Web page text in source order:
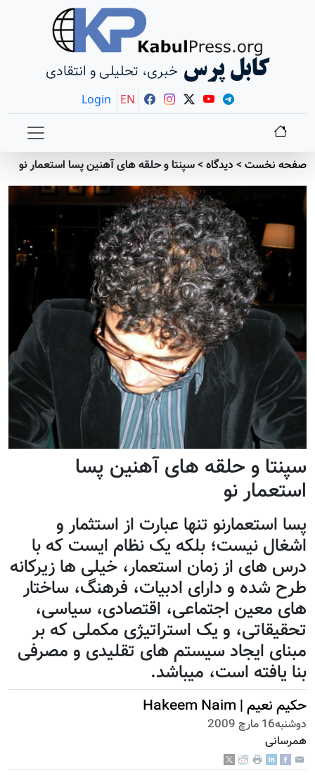
کابل پرس خبری، تحلیلی و انتقادی
Login EN
صفحه نخست> دیدگاه>سپنتا و حلقه های آهنین پسا استعمار نو
سپنتا و حلقه های آهنین پسا
استعمار نو
پسا استعمارنو تنها عبارت از استثمار و
اشغال نیست؛ بلکه یک نظام ایست که با
درس های از زمان استعمار، خیلی ها زیرکانه
طرح شده و دارای ادبیات، فرهنگ، ساختار
های معین اجتماعی، اقتصادی، سیاسی،
تحقیقاتی، و یک استراتیژی مکملی که بر
مبنای ایجاد سیستم های تقلیدی و مصرفی
بنا یافته است، میباشد.
حکيم نعيم | Hakeem Naim
دوشنبه16 مارچ 2009
همرسانی